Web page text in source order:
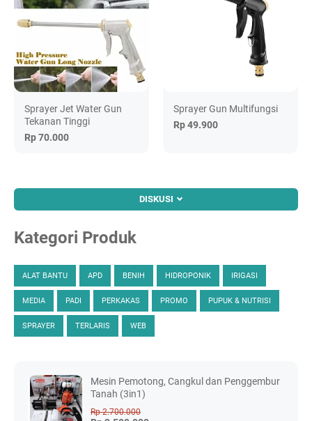
Sprayer Jet Water Gun
Tekanan Tinggi
Rp 70.000
Sprayer Gun Multifungsi
Rp 49.900
DISKUSI
Kategori Produk
ALAT BANTU APD BENIH HIDROPONIK IRIGASI
MEDIA PADI PERKAKAS PROMO PUPUK & NUTRISI
SPRAYER TERLARIS WEB
Mesin Pemotong, Cangkul dan Penggembur
Tanah (3in1)
Rp 2.700.000